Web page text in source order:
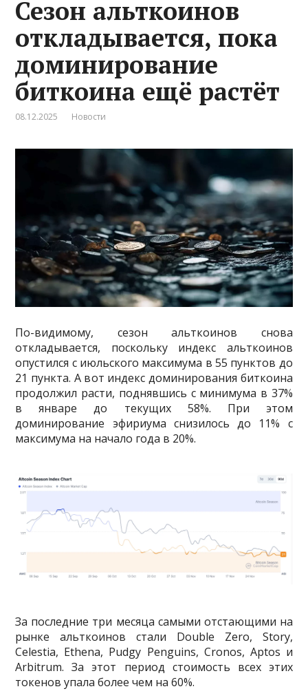
Сезон альткоинов
откладывается, пока
доминирование
биткоина ещё растёт
08.12.2025 Новости
По-видимому, сезон альткоинов снова
откладывается, поскольку индекс альткоинов
опустился с июльского максимума в 55 пунктов до
21 пункта. А вот индекс доминирования биткоина
продолжил расти, поднявшись с минимума в 37%
в январе до текущих 58%. При этом
доминирование эфириума снизилось до 11% с
максимума на начало года в 20%.
За последние три месяца самыми отстающими на
рынке альткоинов стали Double Zero, Story,
Celestia, Ethena, Pudgy Penguins, Cronos, Aptos и
Arbitrum. За этот период стоимость всех этих
токенов упала более чем на 60%.